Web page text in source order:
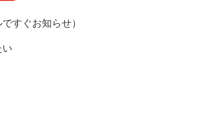
すぐお知らせ）
い